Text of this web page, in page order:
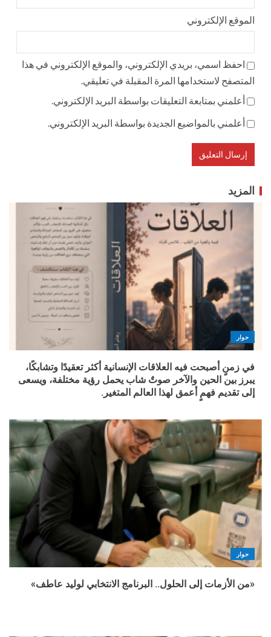
الموقع الإلكتروني
احفظ اسمي، بريدي الإلكتروني، والموقع الإلكتروني في هذا
المتصفح لاستخدامها المرة المقبلة في تعليقي.
أعلمني بمتابعة التعليقات بواسطة البريد الإلكتروني.
أعلمني بالمواضيع الجديدة بواسطة البريد الإلكتروني.
المزيد
حوار
في زمنٍ أصبحت فيه العلاقات الإنسانية أكثر تعقيدًا وتشابكًا،
يبرز بين الحين والآخر صوتٌ شاب يحمل رؤية مختلفة، ويسعى
إلى تقديم فهمٍ أعمق لهذا العالم المتغير.
حوار
«من الأزمات إلى الحلول.. البرنامج الانتخابي لوليد عاطف»